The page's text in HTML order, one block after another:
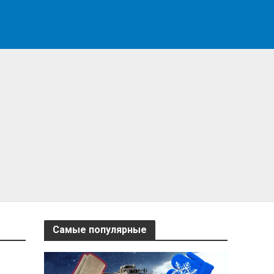
Самые популярные